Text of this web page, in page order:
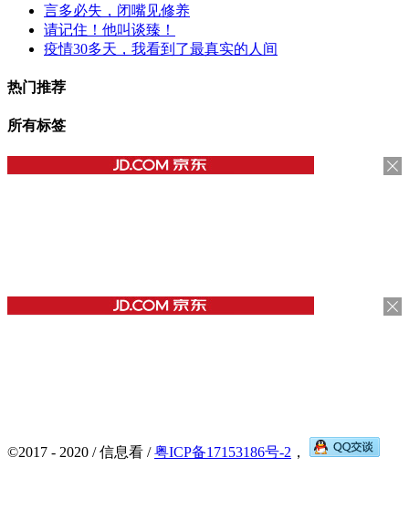
言多必失，闭嘴见修养
请记住！他叫谈臻！
疫情30多天，我看到了最真实的人间
热门推荐
所有标签
©2017 - 2020 / 信息看 /粤ICP备17153186号-2 ，